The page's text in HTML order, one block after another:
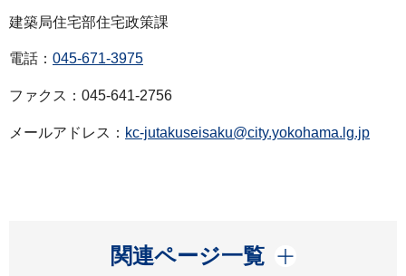
建築局住宅部住宅政策課
電話： 045-671-3975
ファクス：045-641-2756
メールアドレス： kc-jutakuseisaku@city.yokohama.lg.jp
関連ページ一覧
開く